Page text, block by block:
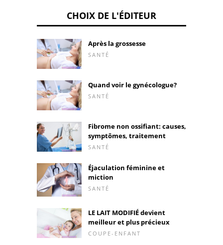
CHOIX DE L'ÉDITEUR
Après la grossesse
SANTÉ
Quand voir le gynécologue?
SANTÉ
Fibrome non ossifiant: causes,
symptômes, traitement
SANTÉ
Éjaculation féminine et
miction
SANTÉ
LE LAIT MODIFIÉ devient
meilleur et plus précieux
COUPE-ENFANT